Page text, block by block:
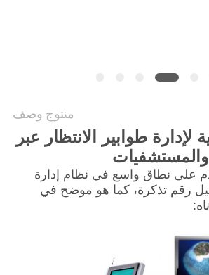
منتوج وصف
لإدارة طوابير الانتظار عبر
والمستشفيات
على نطاق واسع في نظام إدارة
رقم تذكرة، كما هو موضح في